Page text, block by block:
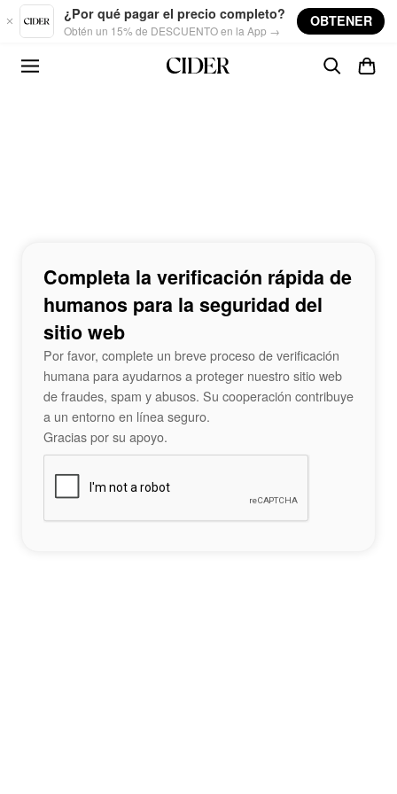
Skip to main content
¿Por qué pagar el precio completo?
Obtén un 15% de DESCUENTO en la App →
OBTENER
Completa la verificación rápida de
humanos para la seguridad del
sitio web
Por favor, complete un breve proceso de verificación
humana para ayudarnos a proteger nuestro sitio web
de fraudes, spam y abusos. Su cooperación contribuye
a un entorno en línea seguro.
Gracias por su apoyo.